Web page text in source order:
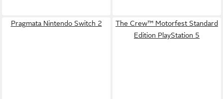
Pragmata Nintendo Switch 2
The Crew™ Motorfest Standard
Edition PlayStation 5